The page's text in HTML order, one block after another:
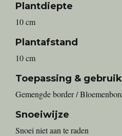
Plantdiepte
10 cm
Plantafstand
10 cm
Toepassing & gebruik
Gemengde border /
Snoeiwijze
Snoei niet aan te raden